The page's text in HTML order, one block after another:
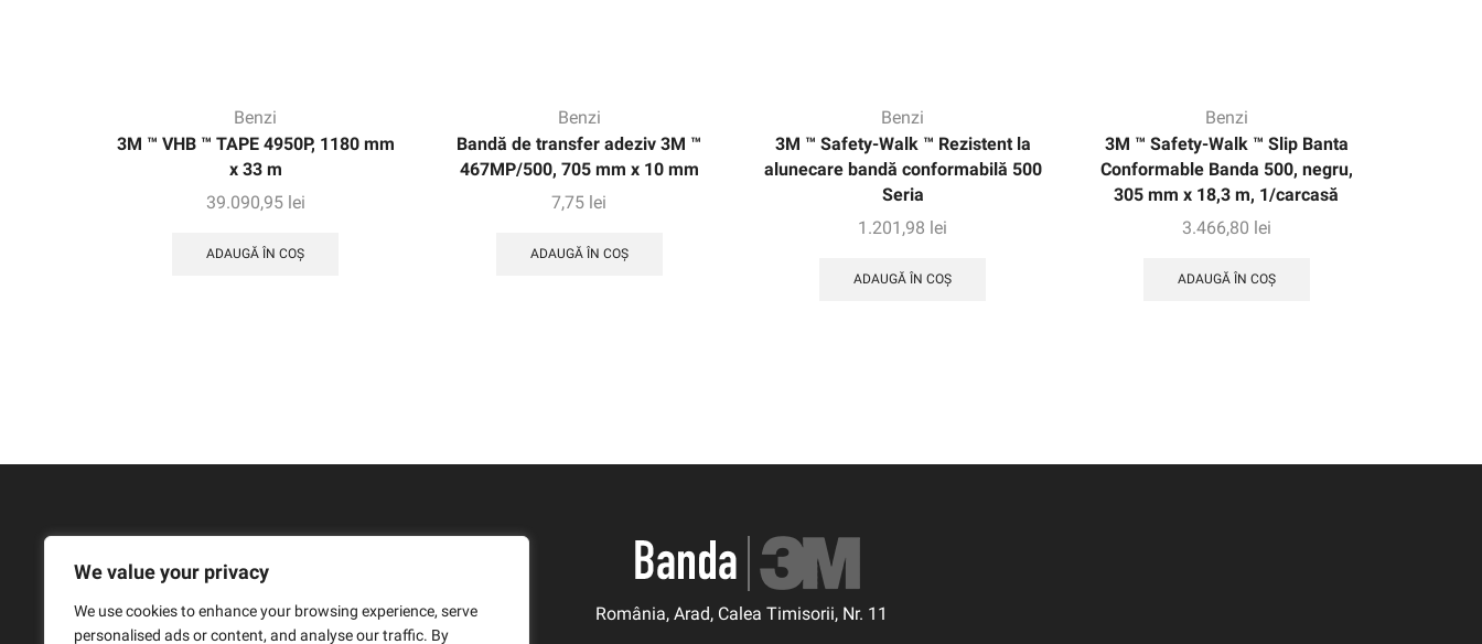
We value your privacy
We use cookies to enhance your browsing experience, serve
personalised ads or content, and analyse our traffic. By
Benzi
3M ™ VHB ™ TAPE 4950P, 1180 mm
x 33 m
39.090,95 lei
ADAUGĂ ÎN COȘ
Benzi
Bandă de transfer adeziv 3M ™
467MP/500, 705 mm x 10 mm
7,75 lei
ADAUGĂ ÎN COȘ
Benzi
3M ™ Safety-Walk ™ Rezistent la
alunecare bandă conformabilă 500
Seria
1.201,98 lei
ADAUGĂ ÎN COȘ
Benzi
3M ™ Safety-Walk ™ Slip Banta
Conformable Banda 500, negru,
305 mm x 18,3 m, 1/carcasă
3.466,80 lei
ADAUGĂ ÎN COȘ
România, Arad, Calea Timisorii, Nr. 11